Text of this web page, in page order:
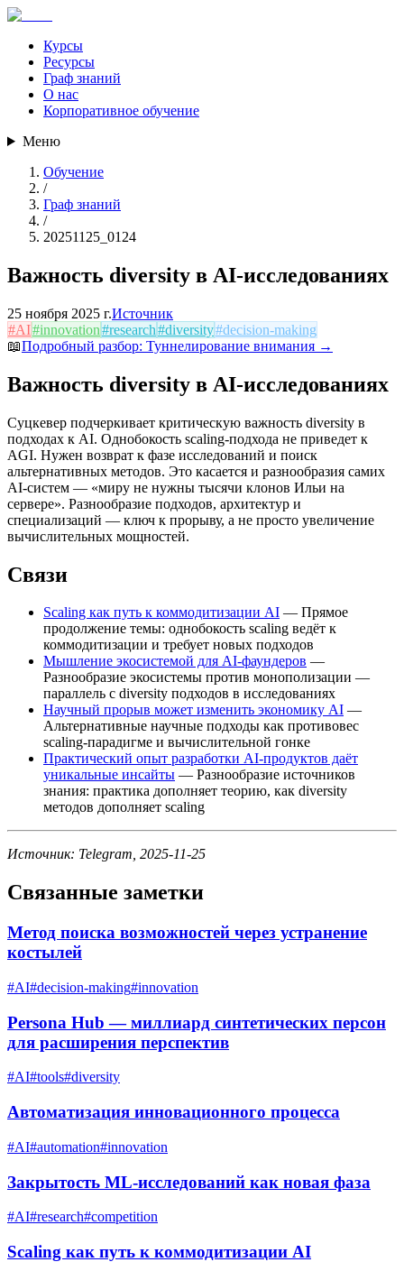
Курсы
Ресурсы
Граф знаний
О нас
Корпоративное обучение
Меню
Обучение
/
Граф знаний
/
20251125_0124
Важность diversity в AI-исследованиях
25 ноября 2025 г.Источник
#AI#innovation#research#diversity#decision-making
📖Подробный разбор: Туннелирование внимания →
Важность diversity в AI-исследованиях
Суцкевер подчеркивает критическую важность diversity в
подходах к AI. Однобокость scaling-подхода не приведет к
AGI. Нужен возврат к фазе исследований и поиск
альтернативных методов. Это касается и разнообразия самих
AI-систем — «миру не нужны тысячи клонов Ильи на
сервере». Разнообразие подходов, архитектур и
специализаций — ключ к прорыву, а не просто увеличение
вычислительных мощностей.
Связи
Scaling как путь к коммодитизации AI — Прямое
продолжение темы: однобокость scaling ведёт к
коммодитизации и требует новых подходов
Мышление экосистемой для AI-фаундеров —
Разнообразие экосистемы против монополизации —
параллель с diversity подходов в исследованиях
Научный прорыв может изменить экономику AI —
Альтернативные научные подходы как противовес
scaling-парадигме и вычислительной гонке
Практический опыт разработки AI-продуктов даёт
уникальные инсайты — Разнообразие источников
знания: практика дополняет теорию, как diversity
методов дополняет scaling
Источник: Telegram, 2025-11-25
Связанные заметки
Метод поиска возможностей через устранение
костылей
#AI#decision-making#innovation
Persona Hub — миллиард синтетических персон
для расширения перспектив
#AI#tools#diversity
Автоматизация инновационного процесса
#AI#automation#innovation
Закрытость ML-исследований как новая фаза
#AI#research#competition
Scaling как путь к коммодитизации AI